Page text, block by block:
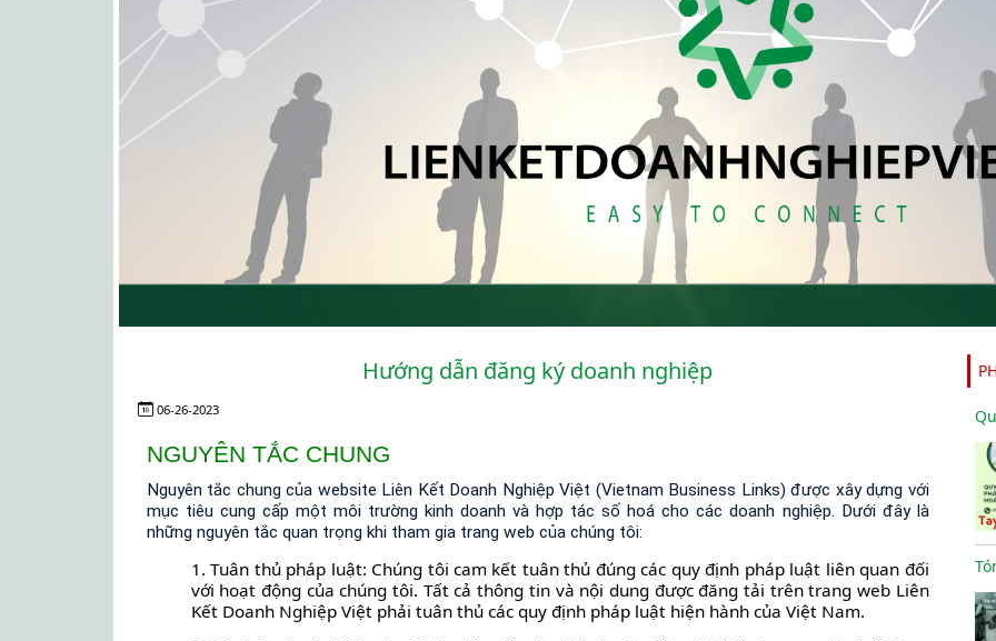
Hướng dẫn đăng ký doanh nghiệp
06-26-2023
NGUYÊN TẮC CHUNG
Nguyên tắc chung của website Liên Kết Doanh Nghiệp Việt (Vietnam Business Links) được xây dựng với
mục tiêu cung cấp một môi trường kinh doanh và hợp tác số hoá cho các doanh nghiệp. Dưới đây là
những nguyên tắc quan trọng khi tham gia trang web của chúng tôi:
1. Tuân thủ pháp luật: Chúng tôi cam kết tuân thủ đúng các quy định pháp luật liên quan đối
với hoạt động của chúng tôi. Tất cả thông tin và nội dung được đăng tải trên trang web Liên
Kết Doanh Nghiệp Việt phải tuân thủ các quy định pháp luật hiện hành của Việt Nam.